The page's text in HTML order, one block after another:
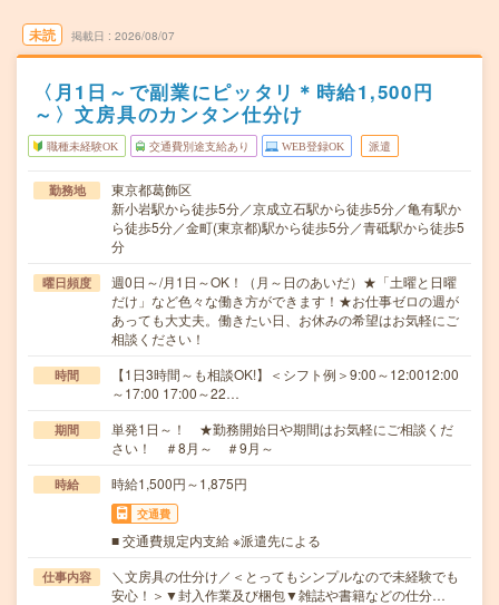
未読 掲載日 2026/08/07
〈月1日～で副業にピッタリ＊時給1,500円
～〉文房具のカンタン仕分け
職種未経験OK 交通費別途支給あり WEB登録OK 派遣
勤務地
東京都葛飾区
新小岩駅から徒歩5分／京成立石駅から徒歩5分／亀有駅か
ら徒歩5分／金町(東京都)駅から徒歩5分／青砥駅から徒歩5
分
曜日頻度
週0日～/月1日～OK！（月～日のあいだ）★「土曜と日曜
だけ」など色々な働き方ができます！★お仕事ゼロの週が
あっても大丈夫。働きたい日、お休みの希望はお気軽にご
相談ください！
時間
【1日3時間～も相談OK!】＜シフト例＞9:00～12:0012:00
～17:00 17:00～22…
期間
単発1日～！ ★勤務開始日や期間はお気軽にご相談くだ
さい！ ＃8月～ ＃9月～
時給 時給1,500円～1,875円
交通費
■ 交通費規定内支給 ※派遣先による
仕事内容
＼文房具の仕分け／＜とってもシンプルなので未経験でも
安心！＞▼封入作業及び梱包▼雑誌や書籍などの仕分…